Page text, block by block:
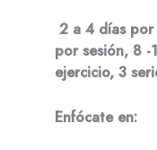
2 a 4 días por
por sesión,8 -
ejercicio, 3
Enfócate en: